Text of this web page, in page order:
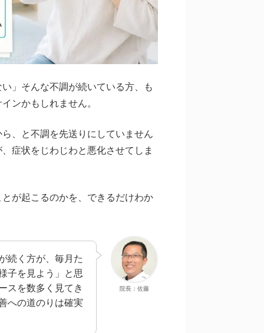
」そんな不調が続いている方、も
ンかもしれません。
、と不調を先送りにしていません
症状をじわじわと悪化させてしま
が起こるのかを、できるだけわか
院長：佐藤
続く方が、毎月た
子を見よう」と思
スを数多く見てき
への道のりは確実